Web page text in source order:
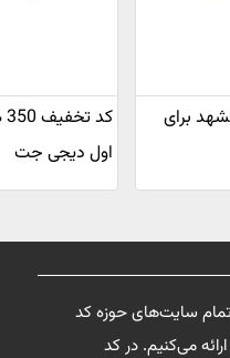
مشهد برای
اول دیجی جت
سایت‌های حوزه کد
می‌کنیم. در کد